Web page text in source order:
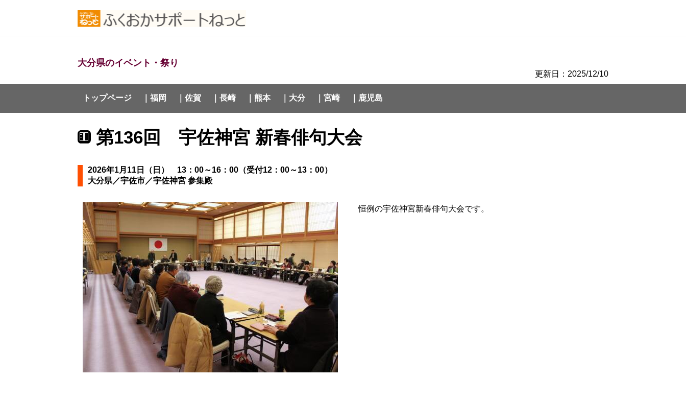
大分県のイベント・祭り
更新日：2025/12/10
トップページ ｜福岡 ｜佐賀 ｜長崎 ｜熊本 ｜大分 ｜宮崎 ｜鹿児島
第136回 宇佐神宮 新春俳句大会
2026年1月11日（日） 13：00～16：00（受付12：00～13：00）
大分県／宇佐市／宇佐神宮 参集殿
恒例の宇佐神宮新春俳句大会です。